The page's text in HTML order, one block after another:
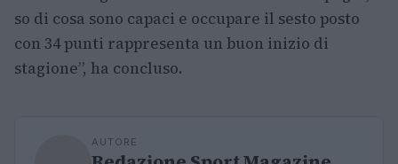
so di cosa sono capaci e occupare il sesto posto
con 34 punti rappresenta un buon inizio di
stagione”, ha concluso.
AUTORE